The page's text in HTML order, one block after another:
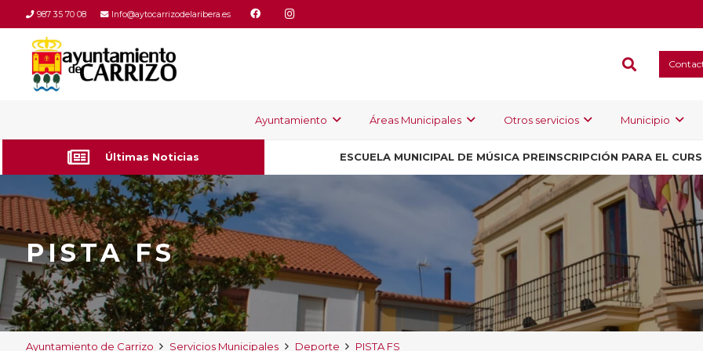
987 35 70 08 Info@aytocarrizodelaribera.es
Ayuntamiento Áreas Municipales Otros servicios Municipio
Últimas Noticias ESCUELA MUNICIPAL DE MÚSICA PREINSCRIPCIÓN PARA EL
PISTA FS
Ayuntamiento de Carrizo Servicios Municipales Deporte PISTA FS